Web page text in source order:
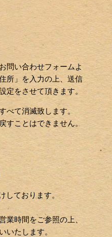
問い合わせフォームよ
所」を入力の上、送信
定をさせて頂きます。
べて消滅致します。
すことはできません。
しております。
業時間をご参照の上、
いたします。